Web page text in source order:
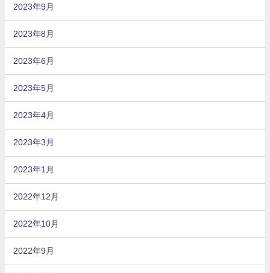
2023年9月
2023年8月
2023年6月
2023年5月
2023年4月
2023年3月
2023年1月
2022年12月
2022年10月
2022年9月